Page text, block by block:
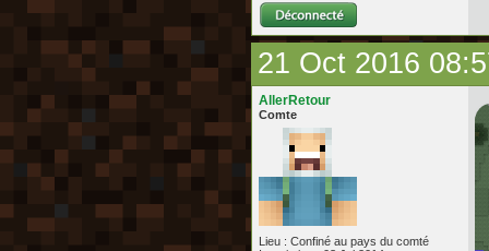
21 Oct 2016
AllerRetour
Comte
Lieu : Confiné au pays du comté